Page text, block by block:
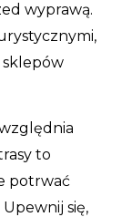
wyprawą.
sklepów
to
potrwać
się,